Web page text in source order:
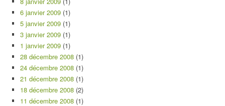
6 janvier 2009 (1)
5 janvier 2009 (1)
3 janvier 2009 (1)
1 janvier 2009 (1)
28 décembre 2008 (1)
24 décembre 2008 (1)
21 décembre 2008 (1)
18 décembre 2008 (2)
11 décembre 2008 (1)